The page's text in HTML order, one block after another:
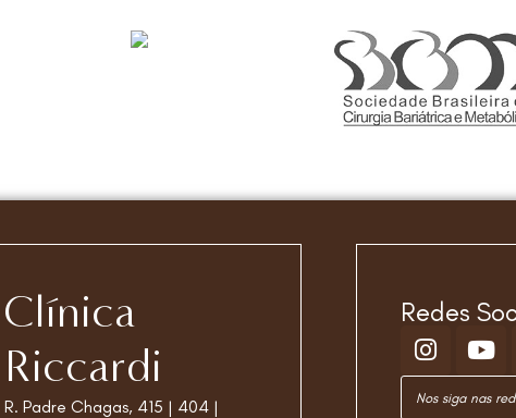
Clínica
Riccardi
R. Padre Chagas, 415 | 404 |
Redes
Nos siga nas